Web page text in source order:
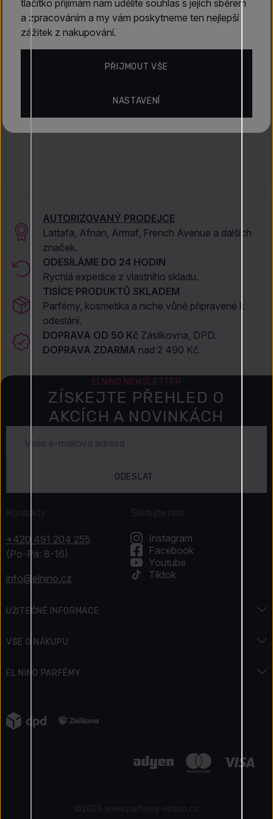
Objevte více
Zimní vůně
AUTORIZOVANÝ PRODEJCE
Lattafa, Afnan, Armaf, French Avenue a dalších
značek.
ODESÍLÁME DO 24 HODIN
Rychlá expedice z vlastního skladu.
TISÍCE PRODUKTŮ SKLADEM
Parfémy, kosmetika a niche vůně připravené k
odeslání.
DOPRAVA OD 50 Kč Zásilkovna, DPD.
DOPRAVA ZDARMA nad 2 490 Kč.
ELNINO NEWSLETTER
ZÍSKEJTE PŘEHLED O
AKCÍCH A NOVINKÁCH
ODESLAT
Kontakty
+420 491 204 255
(Po-Pá: 8-16)
info@elnino.cz
UŽITEČNÉ INFORMACE
Svátky & Akce
Jak získáváme recenze
VŠE O NÁKUPU
Vrácení zboží
Reklamace zboží
EL NINO PARFÉMY
Napsali o nás
Sledujte nás
Instagram
Facebook
Youtube
Tiktok
©2026 www.parfemy-elnino.cz
tlačítko přijímám nám udělíte souhlas s jejich sběrem
a zpracováním a my vám poskytneme ten nejlepší
zážitek z nakupování.
NASTAVENÍ
PŘIJMOUT VŠE